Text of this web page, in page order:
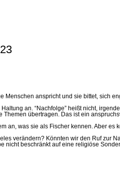
Menschen anspricht und sie bittet,
an. “Nachfolge” heißt nicht,
übertragen. Das ist ein
an, was sie als Fischer kennen. Aber
verändern? Könnten wir den Ruf
nicht beschränkt auf eine religiöse